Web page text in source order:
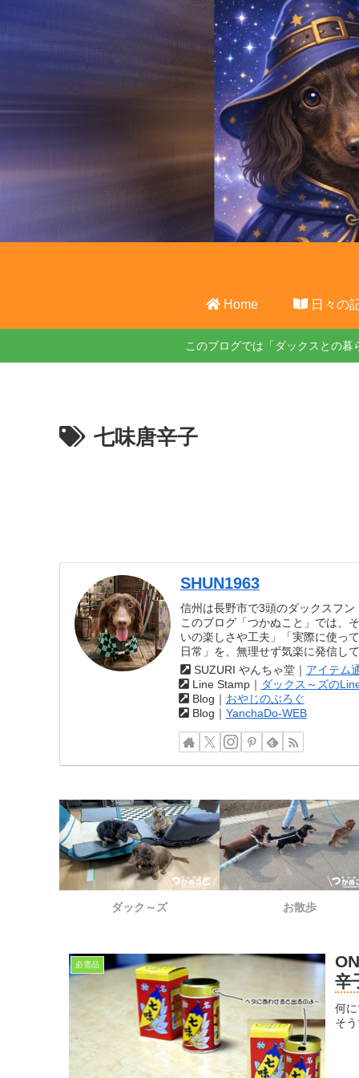
Home 日々の
このブログでは「ダックスとの
七味唐辛子
SHUN1963
信州は長野市で3頭のダックスフ
このブログ「つかぬこと」では、
いの楽しさや工夫」「実際に使っ
日常」を、無理せず気楽に発信し
SUZURI やんちゃ堂｜ アイテム
Line Stamp｜ ダックス～ズの
Blog｜ おやじのぶろぐ
Blog｜ YanchaDo-WEB
ダック～ズ お散歩
必需品
辛
何
そ